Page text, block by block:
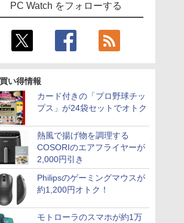
PC Watch をフォローする
い得情報
カード付きの「プロ野球チッ
プス」が24袋セットでオトク
熱風で揚げ物を調理する
COSORIのエアフライヤーが
2,000円引き
Philipsのゲーミングマウスが
約1,200円オトク！
モトローラのスマホが約1万